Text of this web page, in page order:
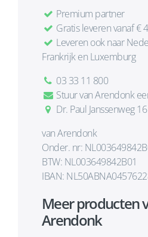
Premium partner
Gratis leveren vanaf €
Leveren ook naar
Frankrijk en Luxemburg
03 33 11 800
Stuur van Arendonk
Dr. Paul Janssenweg
van Arendonk
Onder. nr:
BTW: NL003649842B01
IBAN:
Meer producten
Arendonk